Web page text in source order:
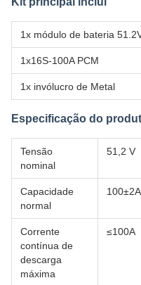
1x módulo de bateria
1x16S-100A PCM
1x invólucro de Metal
Especificação do
Tensão
nominal
51,2 V
Capacidade
normal
Corrente
contínua de
descarga
máxima
≤100A